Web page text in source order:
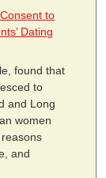
to
Dating
found that
to
and Long
women
and